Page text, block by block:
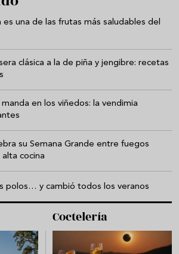
una de las frutas más saludables del
clásica a la de piña y jengibre: recetas
en los viñedos: la vendimia
su Semana Grande entre fuegos
cocina
polos… y cambió todos los veranos
Coctelería